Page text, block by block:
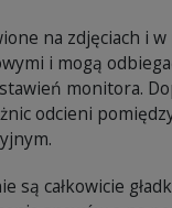
na zdjęciach i
i mogą
monitora.
odcieni
są całkowicie